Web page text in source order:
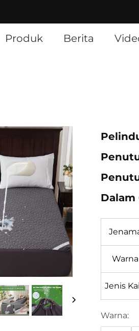
Produk Berita
Dalam
Warna
Jenis
Warna: